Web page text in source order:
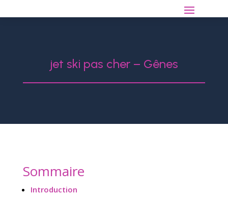
jet ski pas cher – Gênes
Sommaire
Introduction